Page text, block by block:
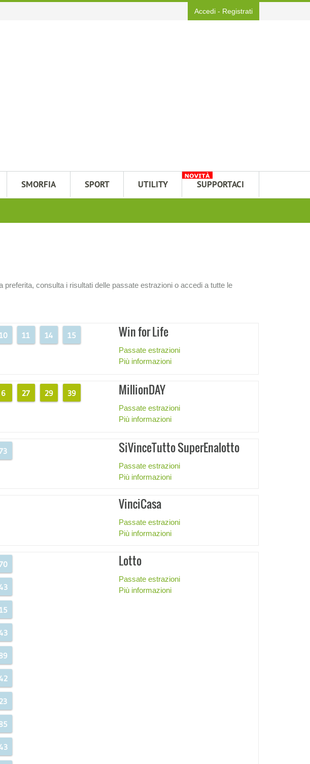
Accedi - Registrati
SMORFIA SPORT UTILITY SUPPORTACI
consulta i risultati delle passate estrazioni o accedi a tutte le
11 14 15 Win for Life
Passate estrazioni
Più informazioni
6 27 29 39 MillionDAY
Passate estrazioni
Più informazioni
SiVinceTutto SuperEnalotto
Passate estrazioni
Più informazioni
VinciCasa
Passate estrazioni
Più informazioni
23
Lotto
Passate estrazioni
Più informazioni